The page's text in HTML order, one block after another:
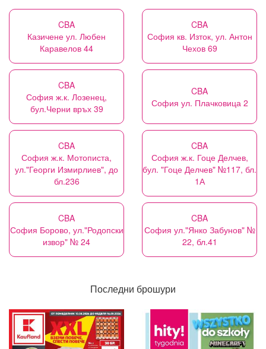
CBA
Казичене ул. Любен
Каравелов 44
CBA
София кв. Изток, ул. Антон
Чехов 69
CBA
София ж.к. Лозенец,
бул.Черни връх 39
CBA
София ул. Плачковица 2
CBA
София ж.к. Мотописта,
ул."Георги Измирлиев", до
бл.236
CBA
София ж.к. Гоце Делчев,
бул. "Гоце Делчев" №117, бл.
1А
CBA
София Борово, ул."Родопски
извор" № 24
CBA
София ул."Янко Забунов" №
22, бл.41
Последни брошури